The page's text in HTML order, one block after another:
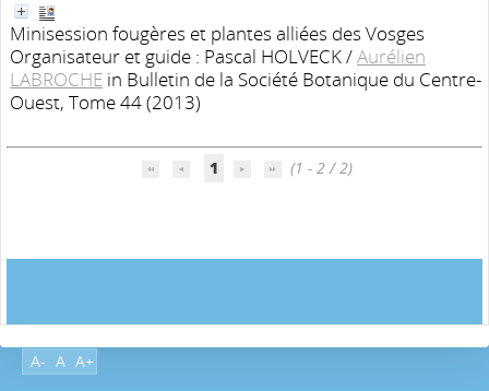
Minisession fougères et plantes alliées des Vosges
Organisateur et guide : Pascal HOLVECK/Aurélien
LABROCHE in Bulletin de la Société Botanique du Centre-
Ouest, Tome 44 (2013)
1 (1 - 2 / 2)
A- A A+